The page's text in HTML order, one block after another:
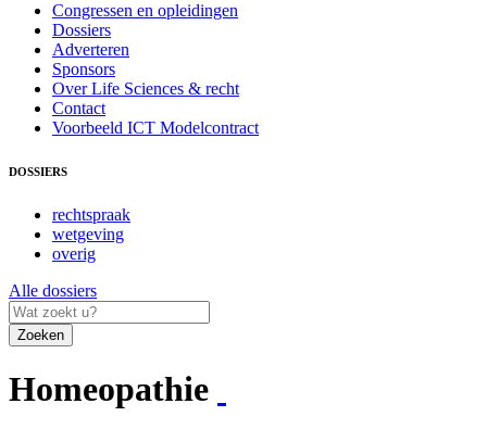
Congressen en opleidingen
Dossiers
Adverteren
Sponsors
Over Life Sciences & recht
Contact
Voorbeeld ICT Modelcontract
DOSSIERS
rechtspraak
wetgeving
overig
Alle dossiers
Zoeken
Homeopathie